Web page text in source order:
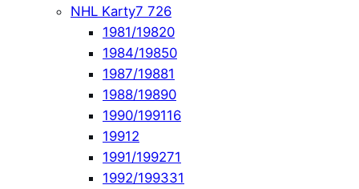
NHL Karty7 726
1981/19820
1984/19850
1987/19881
1988/19890
1990/199116
19912
1991/199271
1992/199331